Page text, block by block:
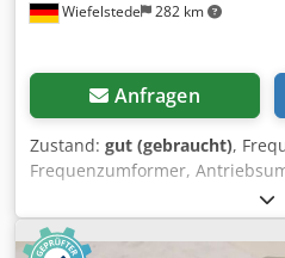
Wiefelstede 282 km
Anfragen
Zustand: gut (gebraucht),
Frequenzumformer,
Variable Speed Drive,
Telemecanique,
Altivar 16 mit Digital Keypad/